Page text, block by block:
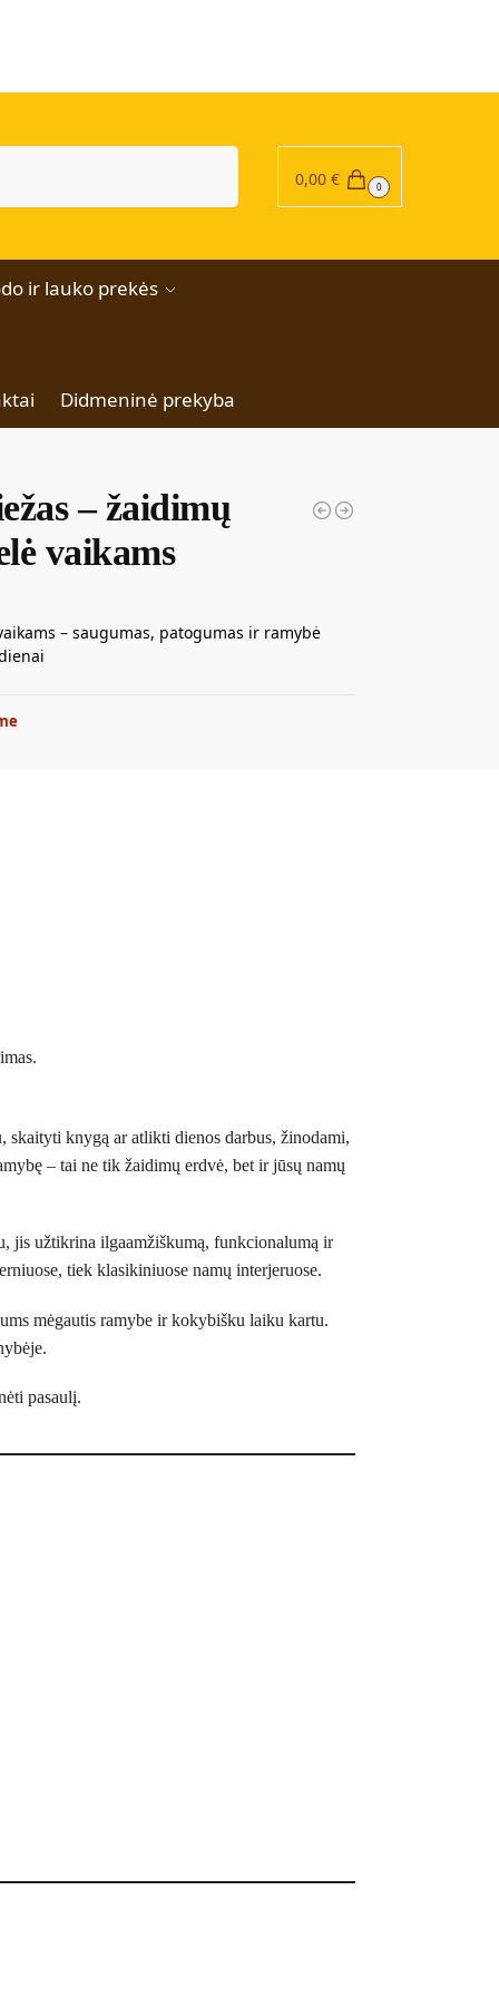
0,00 € 0
ir lauko prekės
Didmeninė prekyba
– žaidimų
vaikams
– saugumas, patogumas ir ramybė
skaityti knygą ar atlikti dienos darbus, žinodami,
– tai ne tik žaidimų erdvė, bet ir jūsų namų
jis užtikrina ilgaamžiškumą, funkcionalumą ir
tiek klasikiniuose namų interjeruose.
mėgautis ramybe ir kokybišku laiku kartu.
pasaulį.